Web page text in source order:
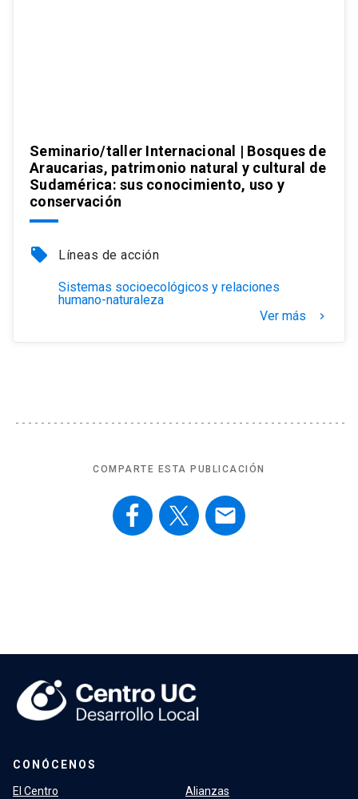
Seminario/taller Internacional | Bosques de
Araucarias, patrimonio natural y cultural de
Sudamérica: sus conocimiento, uso y
conservación
local_offer Líneas de acción
Sistemas socioecológicos y relaciones
humano-naturaleza
Ver más
keyboard_arrow_right
COMPARTE ESTA PUBLICACIÓN
email
CONÓCENOS
El Centro
Alianzas